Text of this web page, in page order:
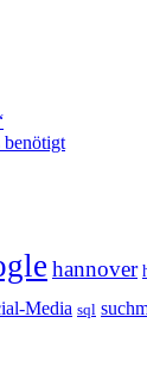
benötigt
hannover
Media sql